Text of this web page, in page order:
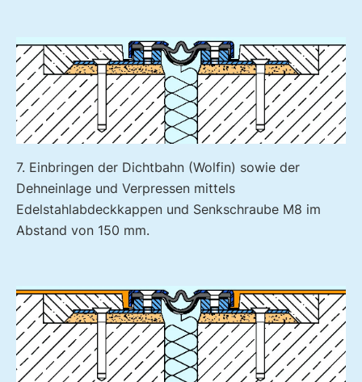
7. Einbringen der Dichtbahn (Wolfin) sowie der
Dehneinlage und Verpressen mittels
Edelstahlabdeckkappen und Senkschraube M8 im
Abstand von 150 mm.